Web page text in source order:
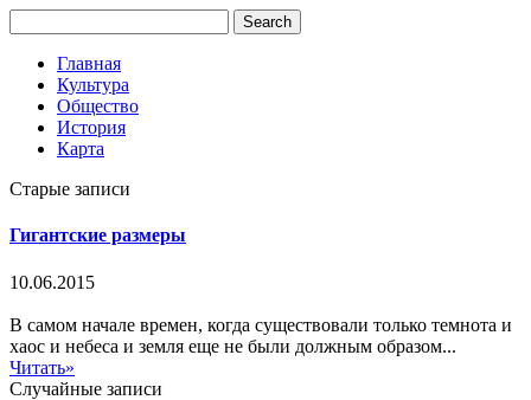
Главная
Культура
Общество
История
Карта
Старые записи
Гигантские размеры
10.06.2015
В самом начале времен, когда существовали только темнота и
хаос и небеса и земля еще не были должным образом...
Читать»
Случайные записи